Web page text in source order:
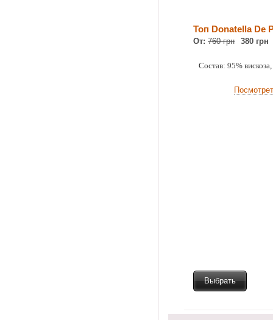
Топ Donatella De
От: 760 грн 380 грн
Состав: 95%
Выбрать